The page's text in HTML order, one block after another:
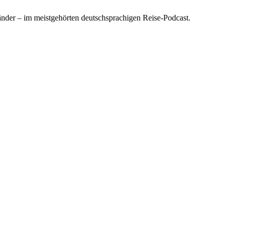
– im meistgehörten deutschsprachigen Reise-Podcast.